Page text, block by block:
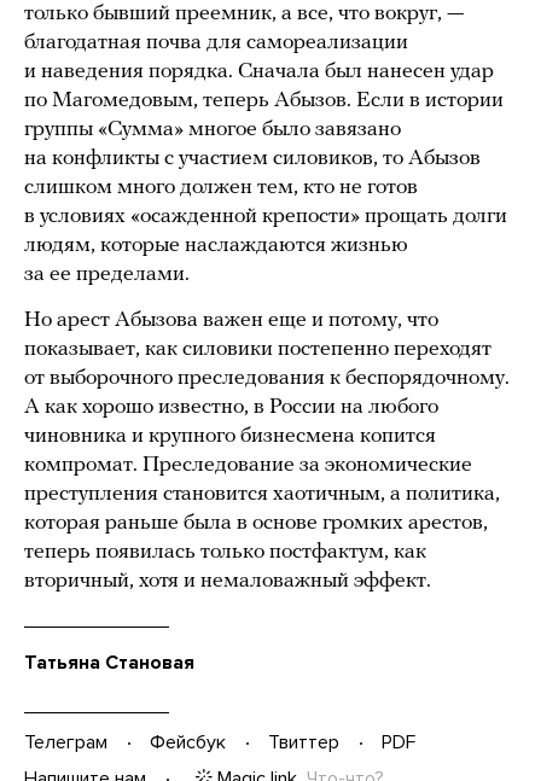
только бывший преемник, а все, что вокруг, —
благодатная почва для самореализации
и наведения порядка. Сначала был нанесен удар
по Магомедовым, теперь Абызов. Если в истории
группы «Сумма» многое было завязано
на конфликты с участием силовиков, то Абызов
слишком много должен тем, кто не готов
в условиях «осажденной крепости» прощать долги
людям, которые наслаждаются жизнью
за ее пределами.
Но арест Абызова важен еще и потому, что
показывает, как силовики постепенно переходят
от выборочного преследования к беспорядочному.
А как хорошо известно, в России на любого
чиновника и крупного бизнесмена копится
компромат. Преследование за экономические
преступления становится хаотичным, а политика,
которая раньше была в основе громких арестов,
теперь появилась только постфактум, как
вторичный, хотя и немаловажный эффект.
Татьяна Становая
Телеграм Фейсбук Твиттер
PDF